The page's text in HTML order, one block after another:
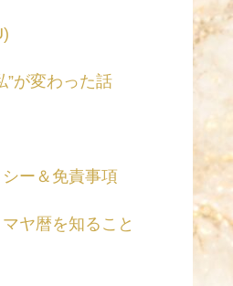
”が変わった話
ー＆免責事項
ヤ暦を知ること